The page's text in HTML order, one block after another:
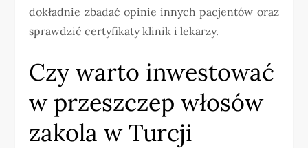
dokładnie zbadać opinie innych pacjentów oraz
sprawdzić certyfikaty klinik i lekarzy.
Czy warto inwestować
w przeszczep włosów
zakola w Turcji